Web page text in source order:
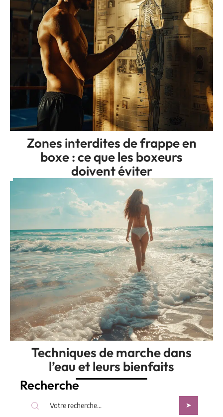
Zones interdites de frappe en
boxe : ce que les boxeurs
doivent éviter
Techniques de marche dans
l’eau et leurs bienfaits
Recherche